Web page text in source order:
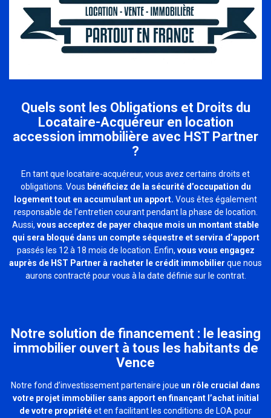
Quels sont les Obligations et Droits du
Locataire-Acquéreur en location
accession immobilière avec HST Partner
?
En tant que locataire-acquéreur, vous avez certains droits et
obligations. Vous bénéficiez de la sécurité d’occupation du
logement tout en accumulant un apport. Vous êtes également
responsable de l’entretien courant pendant la phase de location.
Aussi, vous acceptez de payer chaque mois un montant stable
qui sera bloqué dans un compte séquestre et servira d’apport
passés les 12 à 18 mois de location. Enfin, vous vous engagez
auprès de HST Partner à racheter le crédit immobilier que nous
aurons contracté pour vous à la date définie sur le contrat.
Notre solution de financement : le leasing
immobilier ouvert à tous les habitants de
Vence
Notre fond d’investissement partenaire joue un rôle crucial dans
votre projet immobilier sans apport en finançant l’achat initial
de votre propriétéet en facilitant les conditions de LOA pour